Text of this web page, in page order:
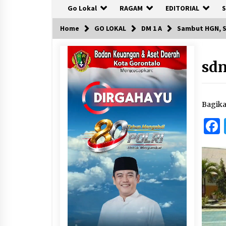
Go Lokal RAGAM EDITORIAL
Home GO LOKAL DM 1 A Sambut HGN,